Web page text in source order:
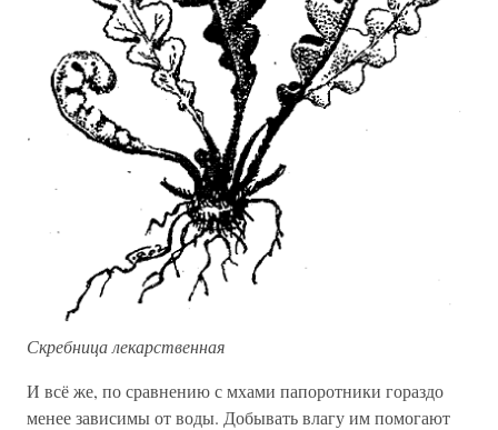
Скребница лекарственная
И всё же, по сравнению с мхами папоротники гораздо
менее зависимы от воды. Добывать влагу им помогают